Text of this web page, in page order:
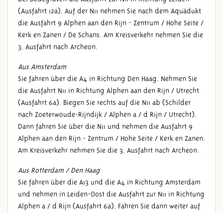
(Ausfahrt 12a). Auf der N11 nehmen Sie nach dem Aquädukt
die Ausfahrt 9 Alphen aan den Rijn - Zentrum / Hohe Seite /
Kerk en Zanen / De Schans. Am Kreisverkehr nehmen Sie die
3. Ausfahrt nach Archeon.
Aus Amsterdam
Sie fahren über die A4 in Richtung Den Haag. Nehmen Sie
die Ausfahrt N11 in Richtung Alphen aan den Rijn / Utrecht
(Ausfahrt 6a). Biegen Sie rechts auf die N11 ab (Schilder
nach Zoeterwoude-Rijndijk / Alphen a / d Rijn / Utrecht).
Dann fahren Sie über die N11 und nehmen die Ausfahrt 9
Alphen aan den Rijn - Zentrum / Hohe Seite / Kerk en Zanen.
Am Kreisverkehr nehmen Sie die 3. Ausfahrt nach Archeon.
Aus Rotterdam / Den Haag
Sie fahren über die A13 und die A4 in Richtung Amsterdam
und nehmen in Leiden-Oost die Ausfahrt zur N11 in Richtung
Alphen a / d Rijn (Ausfahrt 6a). Fahren Sie dann weiter auf